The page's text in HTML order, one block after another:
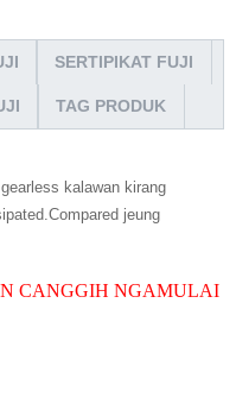
SERTIPIKAT FUJI
TAG PRODUK
kalawan kirang
jeung
CANGGIH NGAMULAI